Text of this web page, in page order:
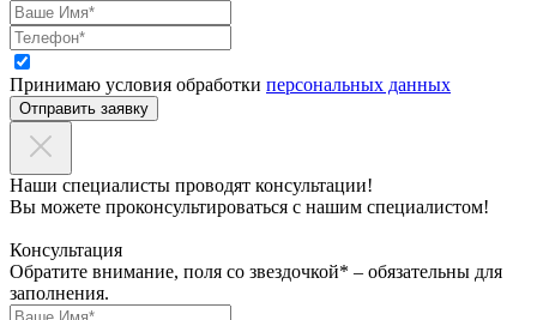
Принимаю условия обработки персональных данных
Отправить заявку
Наши специалисты проводят консультации!
Вы можете проконсультироваться с нашим специалистом!
Консультация
Обратите внимание, поля со звездочкой* – обязательны для
заполнения.